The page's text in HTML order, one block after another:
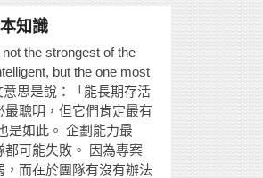
知識
the strongest of the
but the one most
思是說：「能長期存活
聰明，但它們肯定最有
是如此。 企劃能力最
可能失敗。 因為專案
而在於團隊有沒有辦法